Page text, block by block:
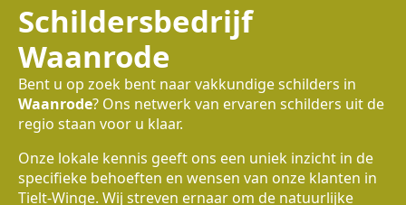
Schildersbedrijf
Waanrode
Bent u op zoek bent naar vakkundige schilders in
Waanrode? Ons netwerk van ervaren schilders uit de
regio staan voor u klaar.
Onze lokale kennis geeft ons een uniek inzicht in de
specifieke behoeften en wensen van onze klanten in
Tielt-Winge. Wij streven ernaar om de natuurlijke